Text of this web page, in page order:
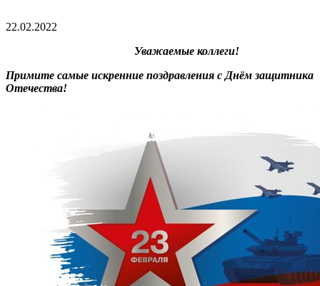
22.02.2022
Уважаемые коллеги!
Примите самые искренние поздравления с Днём защитника
Отечества!